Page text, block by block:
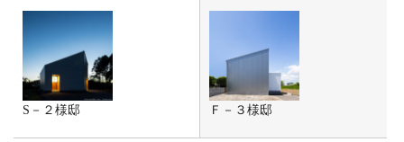
S－２様邸 Ｆ－３様邸